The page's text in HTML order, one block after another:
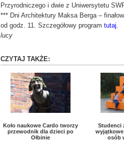
Przyrodniczego i dwie z Uniwersytetu
*** Dni Architektury Maksa Berga –
od godz. 11. Szczegółowy program tutaj.
lucy
CZYTAJ TAKŻE:
Koło naukowe Cardo tworzy
przewodnik dla dzieci po
Ołbinie
​Studenci
osób